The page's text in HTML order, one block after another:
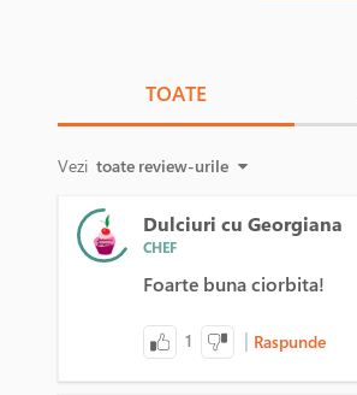
TOATE
Vezi toate review-urile
Dulciuri cu Georgiana
CHEF
Foarte buna ciorbita!
1 | Raspunde